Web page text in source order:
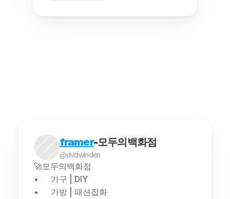
framer-모두의백화점
@dvdwinden
🚀모두의백화점
가구 | DIY
가방 | 패션잡화